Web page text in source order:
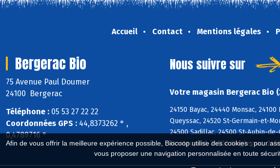
Afin de vous offrir la meilleure expérience possible, Biocoop utilise des cookies : pour
vous proposer une navigation personnalisée en toute
Accueil Contact Mentions légales
Bergerac Bio
75 Avenue Paul Doumer
24100 Bergerac
Téléphone : 05 53 27 22 22
Coordonnées GPS : 44,8373262 ° ,
0,4789716 °
Nous suivre sur
Votre magasin Bergerac Bio
24150 Bayac, 24440 Monsac,
Queyssac, 24520 St-Germain-et-
24500 Sadillac, 24500 St-Aubin-
Montguyard, 24500 Singleyrac,